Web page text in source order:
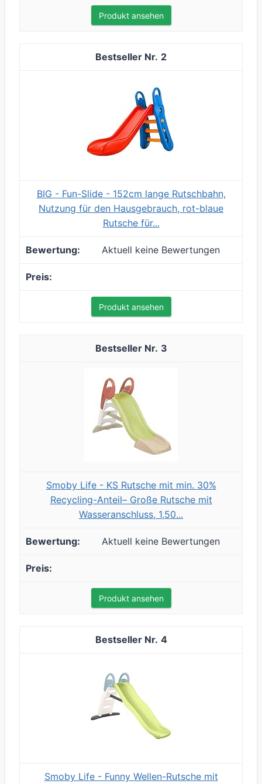
Produkt ansehen
2
BIG - Fun-Slide - 152cm lange Rutschbahn,
Nutzung für den Hausgebrauch, rot-blaue
Rutsche für...
Aktuell keine Bewertungen
Produkt ansehen
3
Smoby Life - KS Rutsche mit min. 30%
Recycling-Anteil– Große Rutsche mit
Wasseranschluss, 1,50...
Aktuell keine Bewertungen
Produkt ansehen
4
Smoby Life - Funny Wellen-Rutsche mit